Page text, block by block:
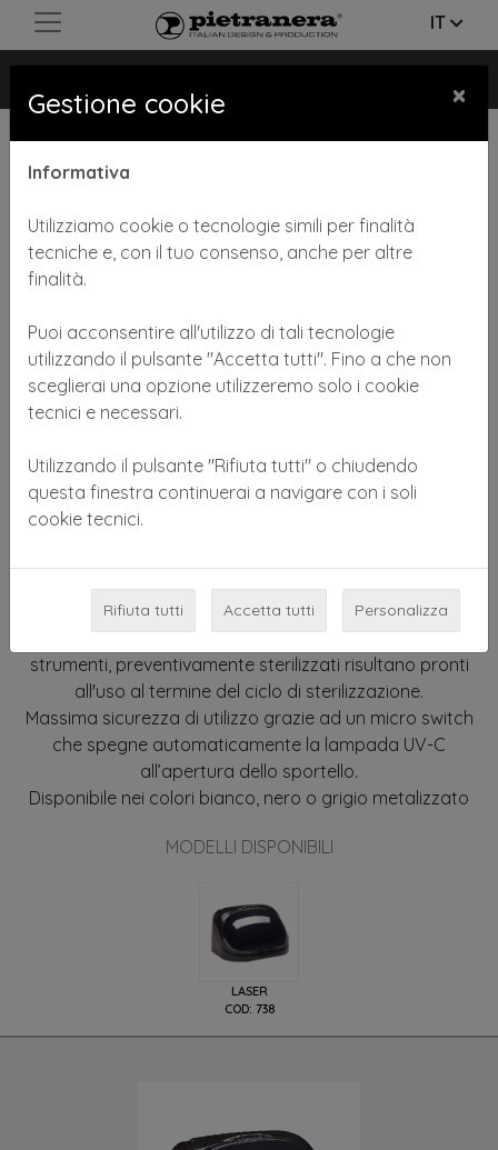
IT
Sterilizzatore professionale a raggi UV-C
LASER è provvisto al suo interno di una lampada
rapidamente ogni microrganismo ed è consigliato per
mantenere sterili gli strumenti in plastica e metallo.
Il trattamento con raggi UV-C non genera calore, e gli
strumenti, preventivamente sterilizzati risultano pronti
all'uso al termine del ciclo di sterilizzazione.
Massima sicurezza di utilizzo grazie ad un micro switch
che spegne automaticamente la lampada UV-C
all’apertura dello sportello.
Disponibile nei colori bianco, nero o grigio metalizzato
MODELLI DISPONIBILI
LASER
COD: 738
Gestione cookie ×
Informativa
Utilizziamo cookie o tecnologie simili per finalità
tecniche e, con il tuo consenso, anche per altre
finalità.
Puoi acconsentire all'utilizzo di tali tecnologie
utilizzando il pulsante "Accetta tutti". Fino a che non
sceglierai una opzione utilizzeremo solo i cookie
tecnici e necessari.
Utilizzando il pulsante "Rifiuta tutti" o chiudendo
questa finestra continuerai a navigare con i soli
cookie tecnici.
Rifiuta tutti Accetta tutti Personalizza